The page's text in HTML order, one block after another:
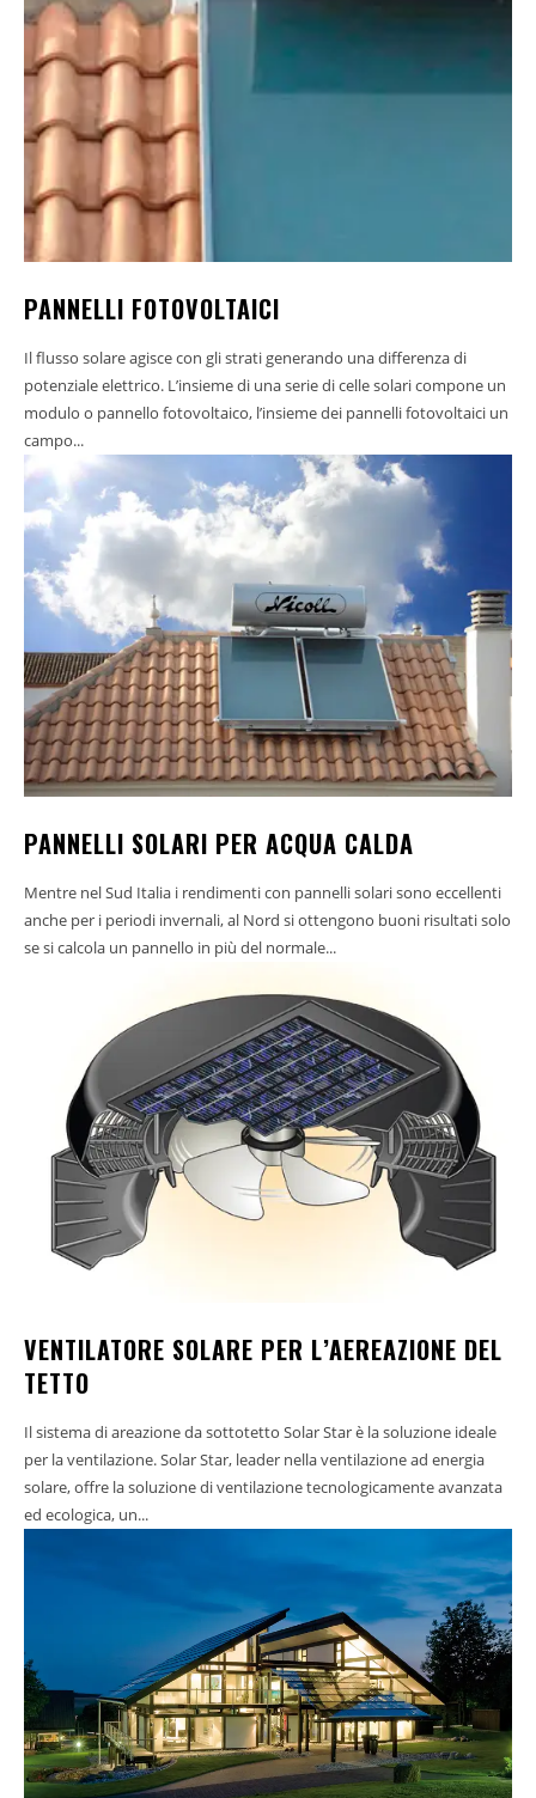
PANNELLI FOTOVOLTAICI
Il flusso solare agisce con gli strati generando una differenza di
potenziale elettrico. L’insieme di una serie di celle solari compone un
modulo o pannello fotovoltaico, l’insieme dei pannelli fotovoltaici un
campo...
PANNELLI SOLARI PER ACQUA CALDA
Mentre nel Sud Italia i rendimenti con pannelli solari sono eccellenti
anche per i periodi invernali, al Nord si ottengono buoni risultati solo
se si calcola un pannello in più del normale...
VENTILATORE SOLARE PER L’AEREAZIONE DEL
TETTO
Il sistema di areazione da sottotetto Solar Star è la soluzione ideale
per la ventilazione. Solar Star, leader nella ventilazione ad energia
solare, offre la soluzione di ventilazione tecnologicamente avanzata
ed ecologica, un...